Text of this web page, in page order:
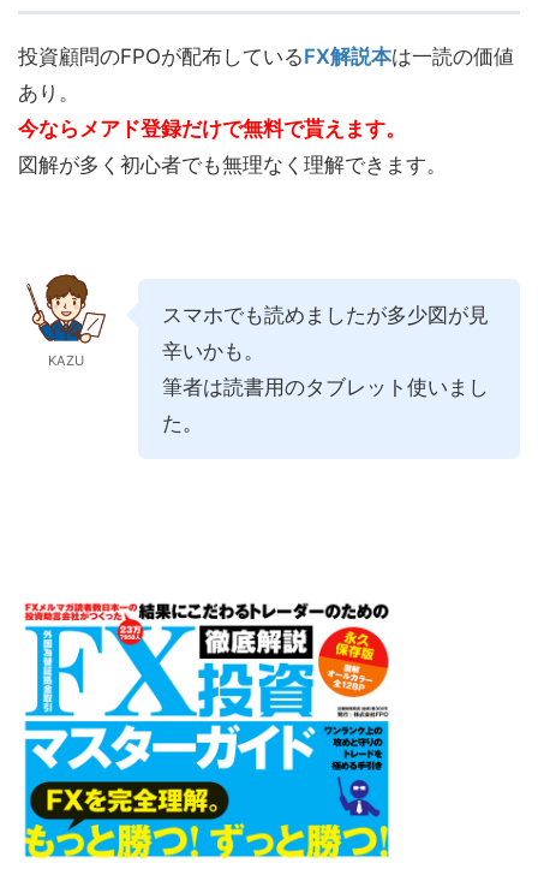
投資顧問のFPOが配布しているFX解説本は一読の価値
あり。
今ならメアド登録だけで無料で貰えます。
図解が多く初心者でも無理なく理解できます。
KAZU
スマホでも読めましたが多少図が見
辛いかも。
筆者は読書用のタブレット使いまし
た。